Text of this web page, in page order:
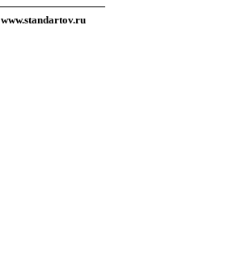
www.standartov.ru